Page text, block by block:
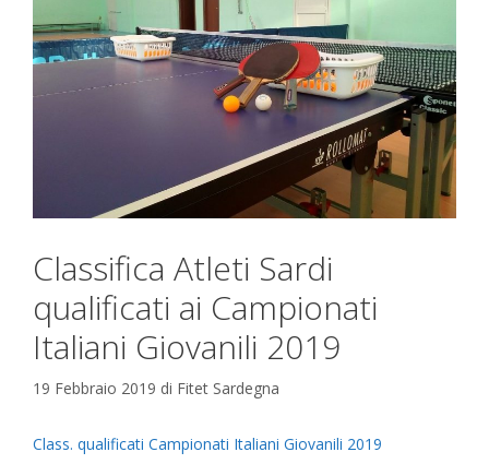
Classifica Atleti Sardi
qualificati ai Campionati
Italiani Giovanili 2019
19 Febbraio 2019 di Fitet Sardegna
Class. qualificati Campionati Italiani Giovanili 2019